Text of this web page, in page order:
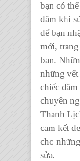
bạn có
đầm khi
để bạn
mới,
bạn.
những vết
chiếc
chuyên
Thanh
cam kết
cho những
sửa.